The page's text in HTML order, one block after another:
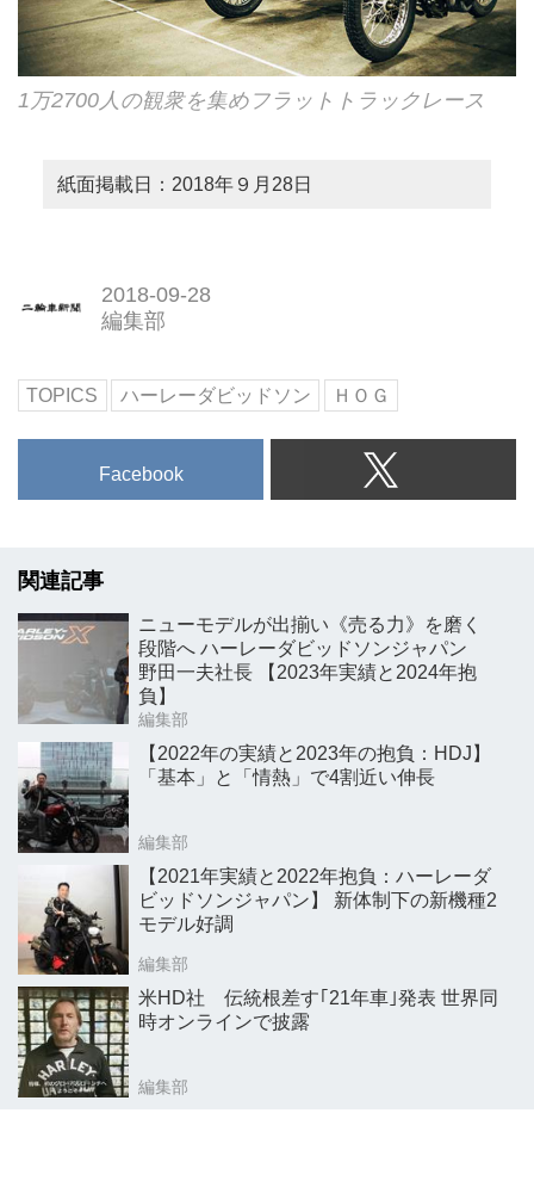
1万2700人の観衆を集めフラットトラックレース
紙面掲載日：2018年９月28日
2018-09-28
編集部
TOPICS ハーレーダビッドソン ＨＯＧ
Facebook
関連記事
ニューモデルが出揃い《売る力》を磨く
段階へ ハーレーダビッドソンジャパン
野田一夫社長 【2023年実績と2024年抱
負】
編集部
【2022年の実績と2023年の抱負：HDJ】
「基本」と「情熱」で4割近い伸長
編集部
【2021年実績と2022年抱負：ハーレーダ
ビッドソンジャパン】 新体制下の新機種2
モデル好調
編集部
米HD社 伝統根差す｢21年車｣発表 世界同
時オンラインで披露
編集部